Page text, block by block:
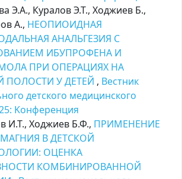
Э.А., Куралов Э.Т., Ходжиев Б.,
А., НЕОПИОИДНАЯ
АНАЛЬГЕЗИЯ С
ИБУПРОФЕНА И
ПРИ ОПЕРАЦИЯХ НА
У ДЕТЕЙ , Вестник
детского медицинского
Kонференция
И.Т., Ходжиев Б.Ф., ПРИМЕНЕНИЕ
В ДЕТСКОЙ
ОЦЕНКА
КОМБИНИРОВАННОЙ